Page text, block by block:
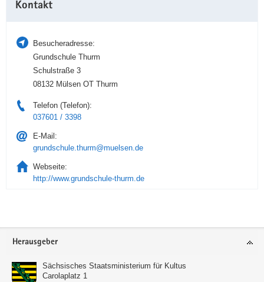
Information
Kontakt
Besucheradresse:
Grundschule Thurm
Schulstraße 3
08132 Mülsen OT Thurm
Telefon (Telefon):
037601 / 3398
E-Mail:
grundschule.thurm@muelsen.de
Webseite:
http://www.grundschule-thurm.de
Service
Herausgeber
Sächsisches Staatsministerium für Kultus
Carolaplatz 1